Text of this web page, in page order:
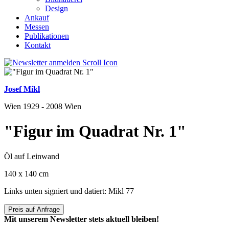
Design
Ankauf
Messen
Publikationen
Kontakt
Josef Mikl
Wien 1929 - 2008 Wien
"Figur im Quadrat Nr. 1"
Öl auf Leinwand
140 x 140 cm
Links unten signiert und datiert: Mikl 77
Preis auf Anfrage
Mit unserem Newsletter stets aktuell bleiben!